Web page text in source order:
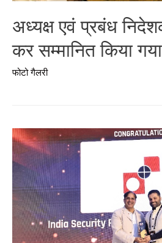
अध्यक्ष एवं प्रबंध
कर सम्मानित किया
फोटो गैलरी